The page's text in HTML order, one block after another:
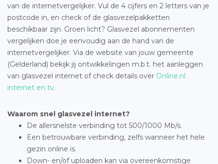
van de internetvergelijker. Vul de 4 cijfers en 2 letters van je
postcode in, en check of de glasvezelpakketten
beschikbaar zijn. Groen licht? Glasvezel abonnementen
vergelijken doe je eenvoudig aan de hand van de
internetvergelijker. Via de website van jouw gemeente
(Gelderland) bekijk jij ontwikkelingen m.b.t. het aanleggen
van glasvezel internet of check details over Online.nl
internet en tv.
Waarom snel glasvezel internet?
De allersnelste verbinding tot 500/1000 Mb/s.
Een betrouwbare verbinding, zelfs wanneer het hele
gezin online is.
Down- en/of uploaden kan via overeenkomstige